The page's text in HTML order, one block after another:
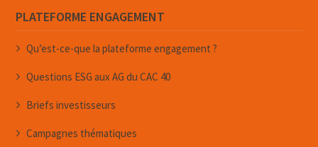
PLATEFORME ENGAGEMENT
Qu’est-ce-que la plateforme engagement ?
Questions ESG aux AG du CAC 40
Briefs investisseurs
Campagnes thématiques